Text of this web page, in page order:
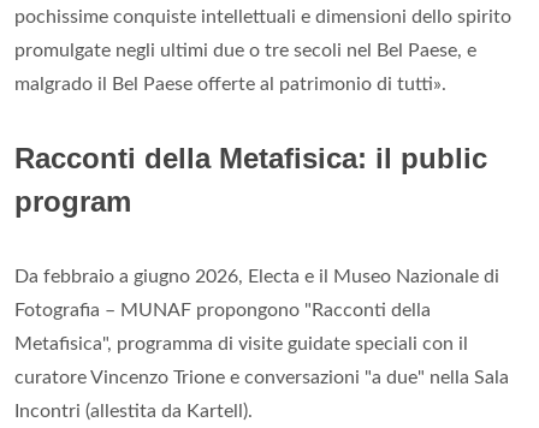
pochissime conquiste intellettuali e dimensioni dello spirito
promulgate negli ultimi due o tre secoli nel Bel Paese, e
malgrado il Bel Paese offerte al patrimonio di tutti».
Racconti della Metafisica: il public
program
Da febbraio a giugno 2026, Electa e il Museo Nazionale di
Fotografia – MUNAF propongono "Racconti della
Metafisica", programma di visite guidate speciali con il
curatore Vincenzo Trione e conversazioni "a due" nella Sala
Incontri (allestita da Kartell).